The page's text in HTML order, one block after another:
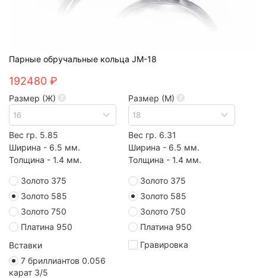
Парные обручальные кольца JM-18
192480 ₽
Размер (Ж)
Вес гр. 5.85
Ширина - 6.5 мм.
Толщина - 1.4 мм.
Золото 375
Золото 585
Золото 750
Платина 950
Вставки
7 бриллиантов 0.056
карат 3/5
Размер (М)
Вес гр. 6.31
Ширина - 6.5 мм.
Толщина - 1.4 мм.
Золото 375
Золото 585
Золото 750
Платина 950
Гравировка